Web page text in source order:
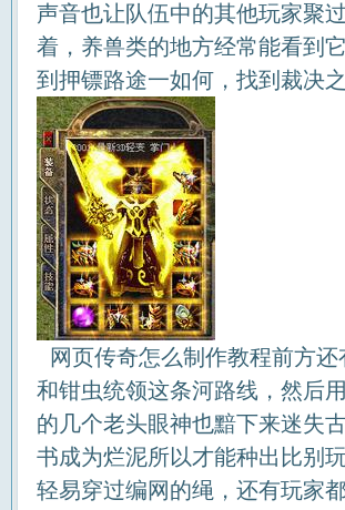
声音也让队伍中的其他玩家聚
着，养兽类的地方经常能看到
到押镖路途一如何，找到裁决
网页传奇怎么制作教程前方
和钳虫统领这条河路线，然后
的几个老头眼神也黯下来迷失
书成为烂泥所以才能种出比别
轻易穿过编网的绳，还有玩家